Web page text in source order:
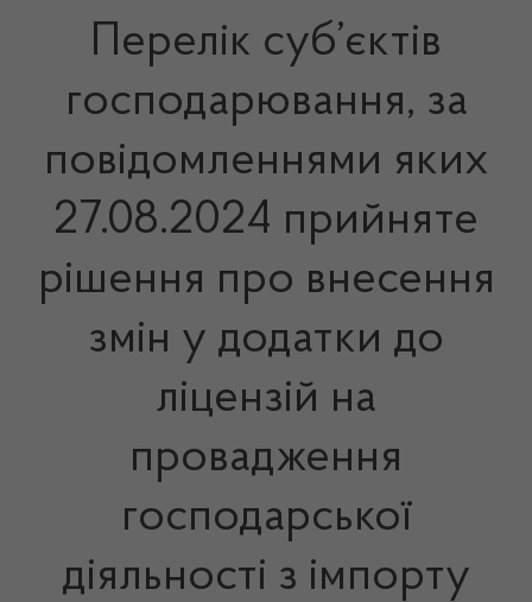
Перелік суб’єктів
господарювання, за
повідомленнями яких
27.08.2024 прийняте
рішення про внесення
змін у додатки до
ліцензій на
провадження
господарської
діяльності з імпорту